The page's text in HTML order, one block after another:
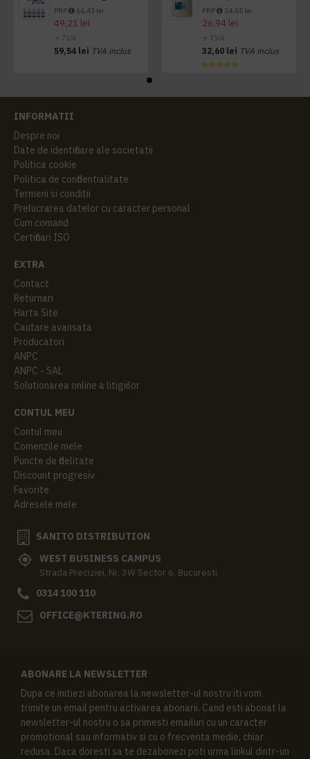
PRP 66,43 lei
49,21 lei
+ TVA
59,54 lei TVA inclus
PRP 34,65 lei
26,94 lei
+ TVA
32,60 lei TVA inclus
INFORMATII
Despre noi
Date de identificare ale societatii
Politica cookie
Politica de confidentialitate
Termeni si conditii
Prelucrarea datelor cu caracter personal
Cum comand
Certificari ISO
EXTRA
Contact
Returnari
Harta Site
Cautare avansata
Producatori
ANPC
ANPC - SAL
Solutionarea online a litigiilor
CONTUL MEU
Contul meu
Comenzile mele
Puncte de fidelitate
Discount progresiv
Favorite
Adresele mele
SANITO DISTRIBUTION
WEST BUSINESS CAMPUS
Strada Preciziei, Nr, 3W Sector 6, Bucuresti
0314 100 110
OFFICE@KTERING.RO
ABONARE LA NEWSLETTER
Dupa ce initiezi abonarea la newsletter-ul nostru iti vom
trimite un email pentru activarea abonarii. Cand esti abonat la
newsletter-ul nostru o sa primesti emailuri cu un caracter
promotional sau informativ si cu o frecventa medie, chiar
redusa. Daca doresti sa te dezabonezi poti urma linkul dintr-un